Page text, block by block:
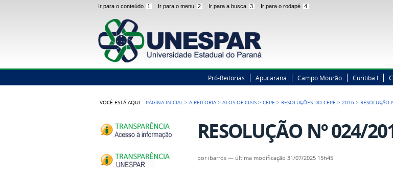
Ir para o conteúdo 1 Ir para o menu 2 Ir para a busca 3 Ir para o rodapé 4
Pró-Reitorias Apucarana Campo Mourão Curitiba I
VOCÊ ESTÁ AQUI: PÁGINA INICIAL >A REITORIA >ATOS OFICIAIS >CEPE > RESOLUÇÕES DO CEPE >2016 >
RESOLUÇÃO Nº 024/
por ibarros — última modificação 31/07/2025 15h45